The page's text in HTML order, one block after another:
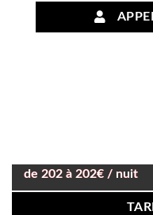
de 202 à 202€ / nuit